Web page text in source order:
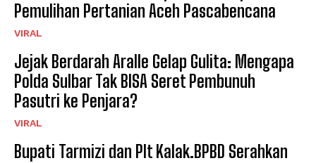
Pemulihan Pertanian Aceh Pascabencana
VIRAL
Jejak Berdarah Aralle Gelap Gulita: Mengapa
Polda Sulbar Tak BISA Seret Pembunuh
Pasutri ke Penjara?
VIRAL
Bupati Tarmizi dan Plt Kalak.BPBD Serahkan